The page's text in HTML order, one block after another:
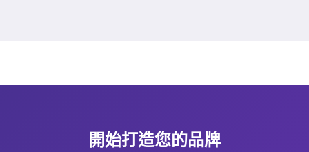
開始打造您的品牌